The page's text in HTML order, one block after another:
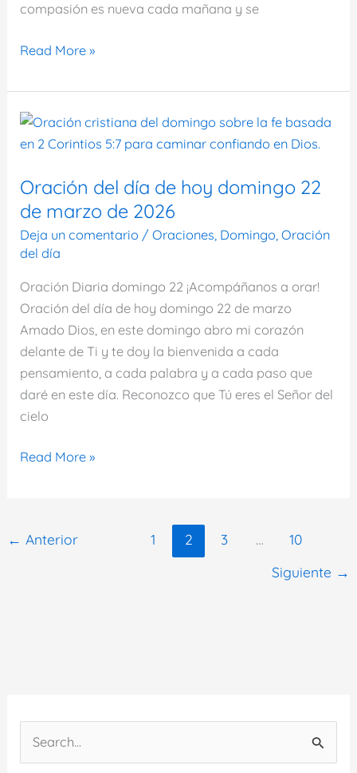
compasión es nueva cada mañana y se
Oración
día
de
hoy
29
de
marzo
de
Read More »
Oración del día de hoy domingo 22
de marzo de 2026
Deja un comentario /Oraciones, Domingo,Oración
del día
Oración Diaria domingo 22 ¡Acompáñanos a orar!
Oración del día de hoy domingo 22 de marzo
Amado Dios, en este domingo abro mi corazón
delante de Ti y te doy la bienvenida a cada
pensamiento, a cada palabra y a cada paso que
daré en este día. Reconozco que Tú eres el Señor del
cielo
Oración
hoy
Read More »
← Anterior 1 2 3 …
10
Siguiente →